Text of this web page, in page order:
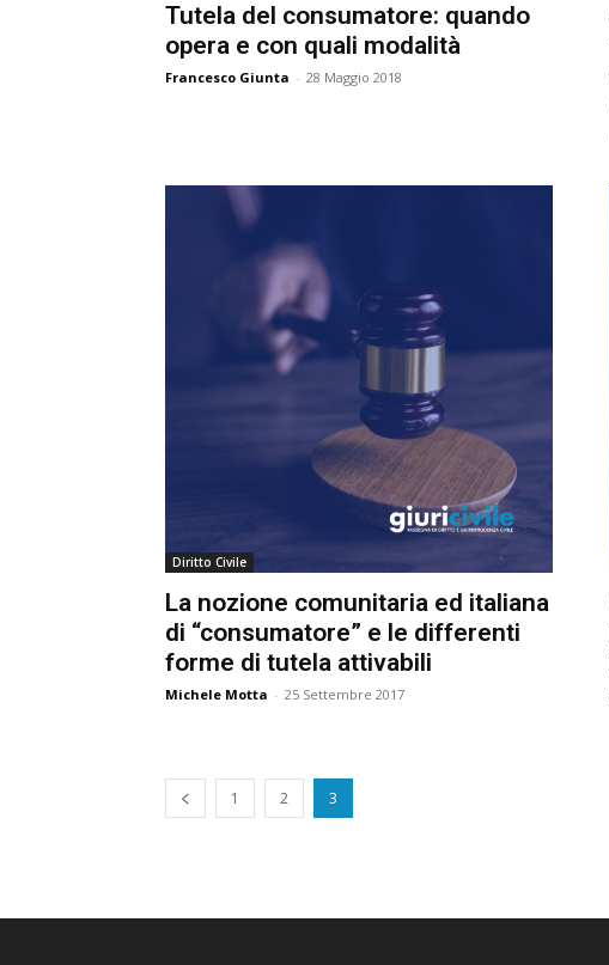
Tutela del consumatore: quando
opera e con quali modalità
Francesco Giunta - 28 Maggio 2018
Diritto Civile
La nozione comunitaria ed italiana
di “consumatore” e le differenti
forme di tutela attivabili
Michele Motta - 25 Settembre 2017